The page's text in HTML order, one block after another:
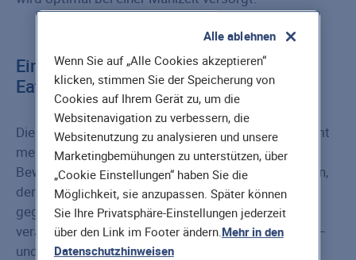
Eine Frage der inneren Haltung: Clean
Eating und Low Carb
Die aktuellen Ernährungstrends drehen sich allesamt
mehr oder minder um die Themen Achtsamkeit,
Bewusstsein und Verantwortung den Lebensmitteln,
der eigenen Gesundheit und dem eigenen Körper
gegenüber. Das hat im hohen Maße mit einer
veränderten Haltung und Lebenseinstellung zu tun –
und die beginnt im Kopf.
Wenn Sie auf „Alle Cookies akzeptieren“
klicken, stimmen Sie der Speicherung von
Cookies auf Ihrem Gerät zu, um die
Websitenavigation zu verbessern, die
Websitenutzung zu analysieren und unsere
Marketingbemühungen zu unterstützen, über
„Cookie Einstellungen“ haben Sie die
Möglichkeit, sie anzupassen. Später können
Sie Ihre Privatsphäre-Einstellungen jederzeit
über den Link im Footer ändern.Mehr in den
Datenschutzhinweisen
Alle ablehnen